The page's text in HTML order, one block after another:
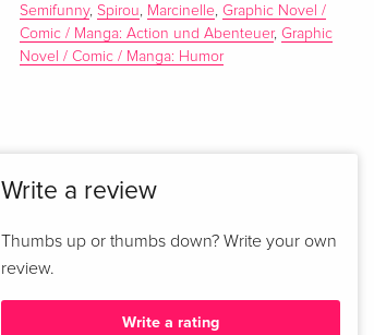
Semifunny,Spirou, Marcinelle,Graphic Novel /
Comic / Manga: Action und Abenteuer,Graphic
Novel / Comic / Manga: Humor
Write a review
Thumbs up or thumbs down? Write your own
review.
Write a rating